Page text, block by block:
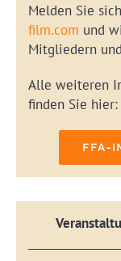
Melden Sie
film.com und
Mitgliedern
Alle weiteren
finden Sie hier:
FFA-